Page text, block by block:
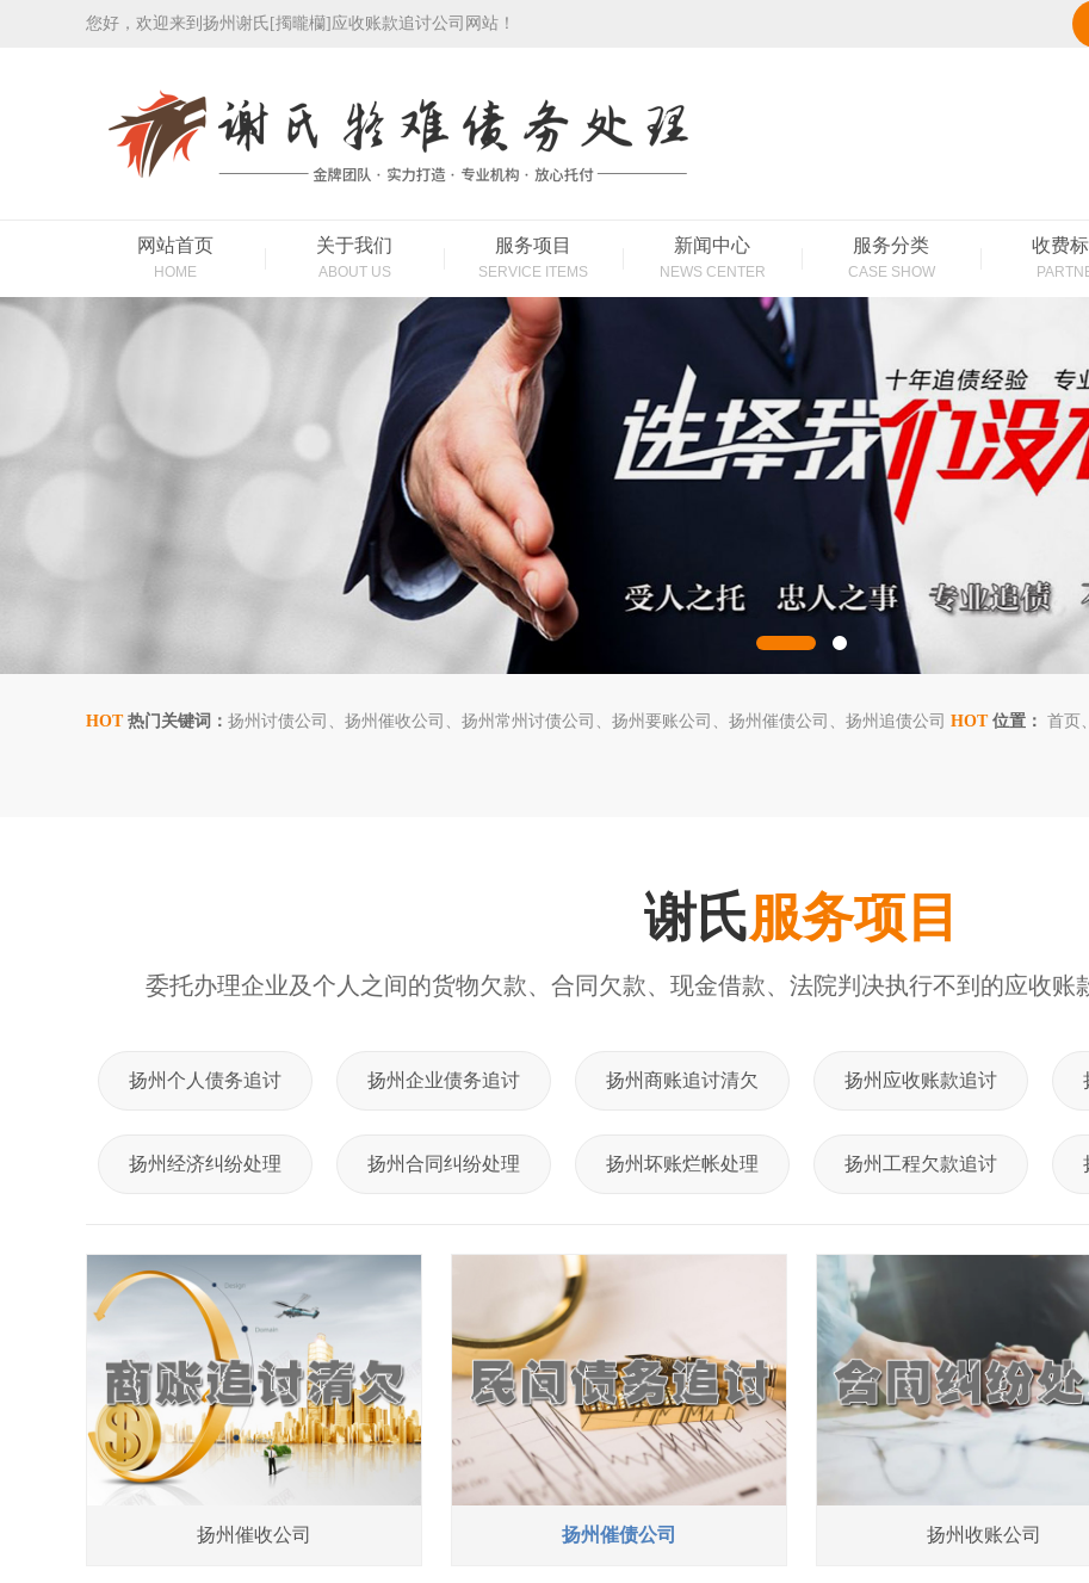
您好，欢迎来到扬州谢氏[擉曨欗]应收账款追讨公司网站！
网站首页
HOME
关于我们
ABOUT US
服务项目
SERVICE ITEMS
新闻中心
NEWS CENTER
服务分类
CASE SHOW
收费
HOT热门关键词： 扬州讨债公司 扬州催收公司 扬州常州讨债公司 扬州要账公司 扬州催债公司 扬州追债公司 HOT位置： 首页
谢氏服务项目
委托办理企业及个人之间的货物欠款、合同欠款、现金借款、法院判决执行不到的应收账
扬州个人债务追讨 扬州企业债务追讨 扬州商账追讨清欠 扬州应收账款追讨
扬州经济纠纷处理 扬州合同纠纷处理 扬州坏账烂帐处理 扬州工程欠款追讨
扬州催收公司 扬州催债公司 扬州收账公司